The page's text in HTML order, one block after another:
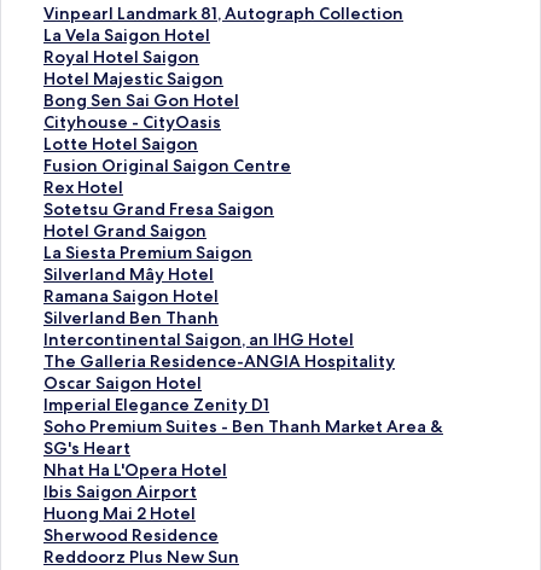
Vinpearl Landmark 81, Autograph Collection
V
i
n
p
e
a
r
l
L
a
n
d
m
a
r
k
8
1
,
A
u
t
o
g
r
a
La Vela Saigon Hotel
L
a
V
e
l
a
S
a
i
g
o
n
H
o
t
e
l
の
ペ
ー
ジ
を
開
く
リ
Royal Hotel Saigon
R
o
y
a
l
H
o
t
e
l
S
a
i
g
o
n
の
ペ
ー
ジ
を
開
く
リ
Hotel Majestic Saigon
H
o
t
e
l
M
a
j
e
s
t
i
c
S
a
i
g
o
n
の
ペ
ー
ジ
Bong Sen Sai Gon Hotel
B
o
n
g
S
e
n
S
a
i
G
o
n
H
o
t
e
l
の
ペ
ー
ジ
Cityhouse - CityOasis
C
i
t
y
h
o
u
s
e
-
C
i
t
y
O
a
s
i
s
の
ペ
Lotte Hotel Saigon
L
o
t
t
e
H
o
t
e
l
S
a
i
g
o
n
の
ペ
ー
ジ
Fusion Original Saigon Centre
F
u
s
i
o
n
O
r
i
g
i
n
a
l
S
a
i
g
o
Rex Hotel
R
e
x
H
o
t
e
l
の
ペ
ー
ジ
を
開
く
リ
ン
ク
Sotetsu Grand Fresa Saigon
S
o
t
e
t
s
u
G
r
a
n
d
F
r
e
s
a
Hotel Grand Saigon
H
o
t
e
l
G
r
a
n
d
S
a
i
g
o
n
La Siesta Premium Saigon
L
a
S
i
e
s
t
a
P
r
e
m
i
u
m
Silverland Mây Hotel
S
i
l
v
e
r
l
a
n
d
M
â
y
H
Ramana Saigon Hotel
R
a
m
a
n
a
S
a
i
g
o
n
H
Silverland Ben Thanh
S
i
l
v
e
r
l
a
n
d
B
e
Intercontinental Saigon, an IHG Hotel
I
n
t
e
r
c
o
n
t
i
n
The Galleria Residence-ANGIA Hospitality
T
h
e
G
a
l
l
e
r
i
Oscar Saigon Hotel
O
s
c
a
r
S
a
i
g
Imperial Elegance Zenity D1
I
m
p
e
r
i
a
l
Soho Premium Suites - Ben Thanh Market Area &
SG's Heart
S
o
h
o
P
r
e
Nhat Ha L'Opera Hotel
N
h
a
t
H
Ibis Saigon Airport
I
b
i
s
Huong Mai 2 Hotel
H
u
o
Sherwood Residence
S
h
Reddoorz Plus New Sun
R